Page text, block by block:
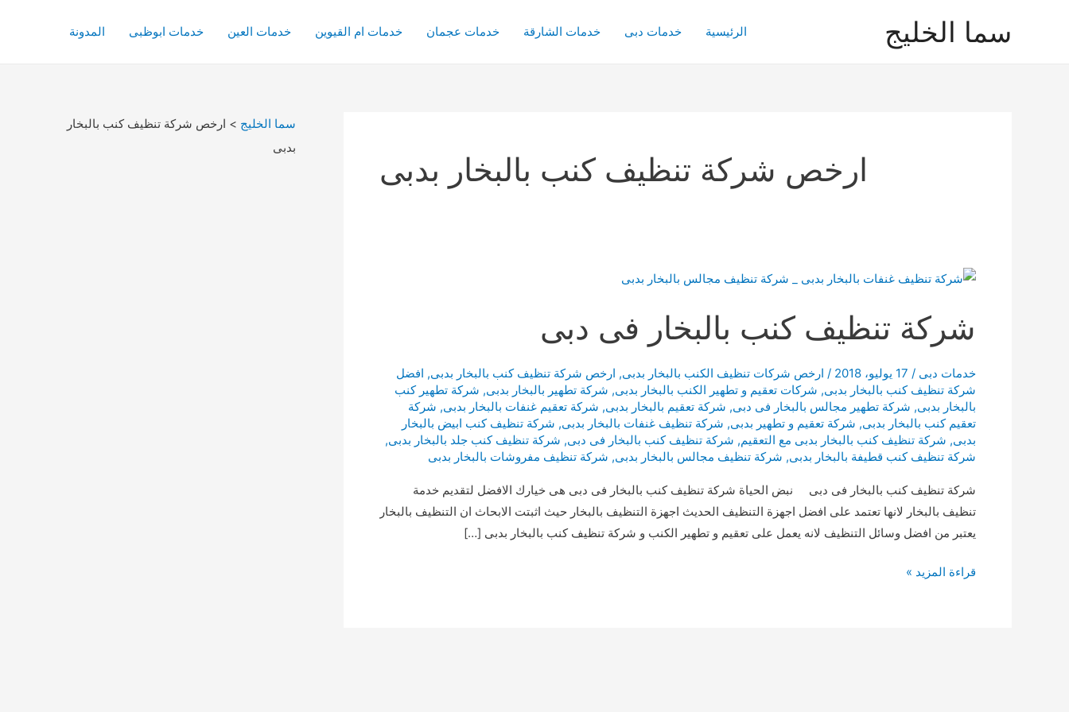
سما الخليج الرئيسية خدمات دبى خدمات الشارقة خدمات عجمان خدمات ام القيوين خدمات العين خدمات ابوظبى المدونة
ارخص شركة تنظيف كنب بالبخار بدبى
شركة تنظيف كنب بالبخار فى دبى
خدمات دبى / 17 يوليو، 2018 / ارخص شركات تنظيف الكنب بالبخار بدبى, ارخص شركة تنظيف كنب بالبخار بدبى, افضل
شركة تنظيف كنب بالبخار بدبى, شركات تعقيم و تطهير الكنب بالبخار بدبى, شركة تطهير بالبخار بدبى, شركة تطهير كنب
بالبخار بدبى, شركة تطهير مجالس بالبخار فى دبى, شركة تعقيم بالبخار بدبى, شركة تعقيم غنفات بالبخار بدبى, شركة
تعقيم كنب بالبخار بدبى, شركة تعقيم و تطهير بدبى, شركة تنظيف غنفات بالبخار بدبى, شركة تنظيف كنب ابيض بالبخار
بدبى, شركة تنظيف كنب بالبخار بدبى مع التعقيم, شركة تنظيف كنب بالبخار فى دبى, شركة تنظيف كنب جلد بالبخار بدبى,
شركة تنظيف كنب قطيفة بالبخار بدبى, شركة تنظيف مجالس بالبخار بدبى, شركة تنظيف مفروشات بالبخار بدبى
شركة تنظيف كنب بالبخار فى دبى نبض الحياة شركة تنظيف كنب بالبخار فى دبى هى خيارك الافضل لتقديم خدمة
تنظيف بالبخار لانها تعتمد على افضل اجهزة التنظيف الحديث اجهزة التنظيف بالبخار حيث اثبتت الابحاث ان التنظيف بالبخار
يعتبر من افضل وسائل التنظيف لانه يعمل على تعقيم و تطهير الكنب و شركة تنظيف كنب بالبخار بدبى […]
شركة
قراءة المزيد »
سما الخليج > ارخص شركة تنظيف كنب بالبخار
بدبى